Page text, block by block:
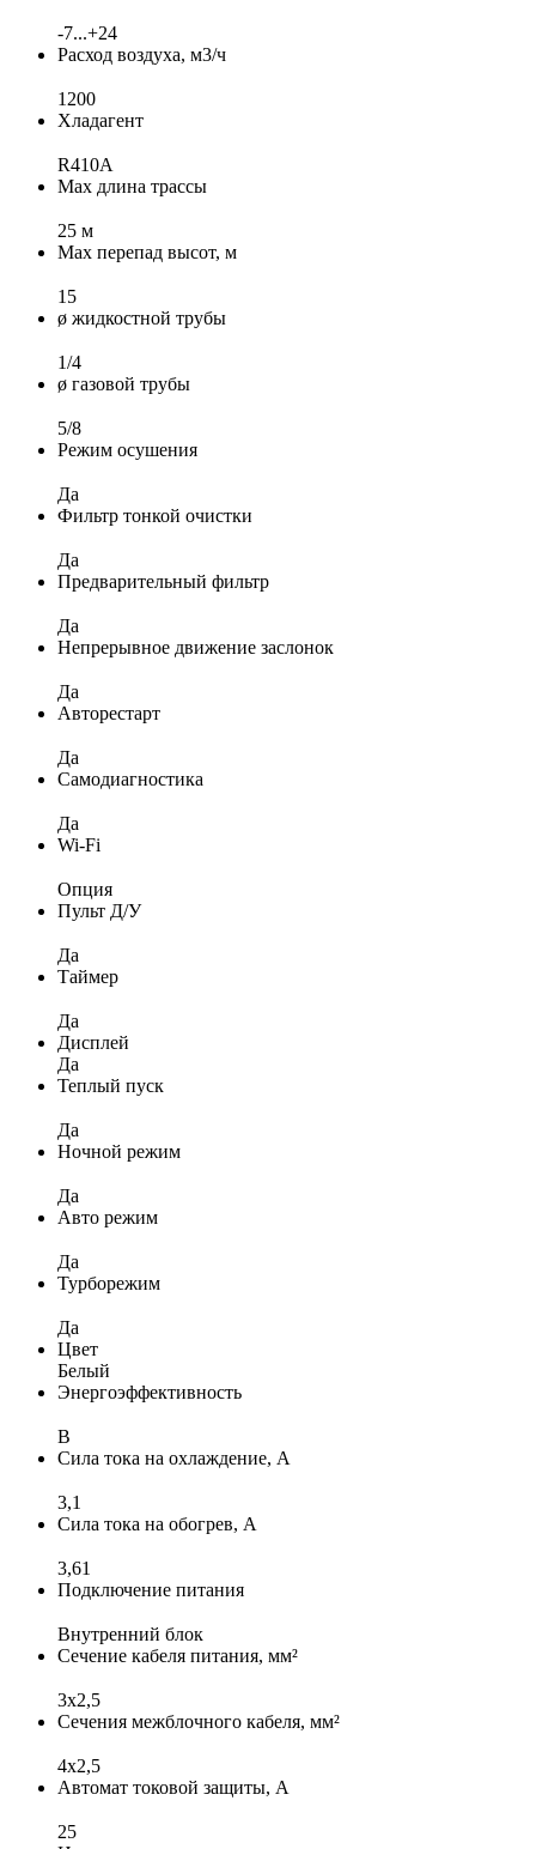
-7...+24
Расход воздуха, м3/ч
1200
Хладагент
R410A
Max длина трассы
25 м
Max перепад высот, м
15
ø жидкостной трубы
1/4
ø газовой трубы
5/8
Режим осушения
Да
Фильтр тонкой очистки
Да
Предварительный фильтр
Да
Непрерывное движение заслонок
Да
Авторестарт
Да
Самодиагностика
Да
Wi-Fi
Опция
Пульт Д/У
Да
Таймер
Да
Дисплей
Да
Теплый пуск
Да
Ночной режим
Да
Авто режим
Да
Турборежим
Да
Цвет
Белый
Энергоэффективность
B
Сила тока на охлаждение, А
3,1
Сила тока на обогрев, А
3,61
Подключение питания
Внутренний блок
Сечение кабеля питания, мм²
3х2,5
Сечения межблочного кабеля, мм²
4х2,5
Автомат токовой защиты, А
25